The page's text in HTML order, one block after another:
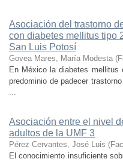
Asociación del trastorno
con diabetes mellitus tipo
San Luis Potosí
Govea Mares, María Modesta (
En México la diabetes
predominio de padecer
...
Asociación entre el nivel
adultos de la UMF 3
Pérez Cervantes, José Luis (
El conocimiento insuficiente